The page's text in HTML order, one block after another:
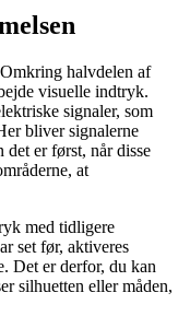
Omkring halvdelen af
visuelle indtryk.
signaler, som
bliver signalerne
er først, når disse
at
med tidligere
set før, aktiveres
Det er derfor, du kan
silhuetten eller måden,